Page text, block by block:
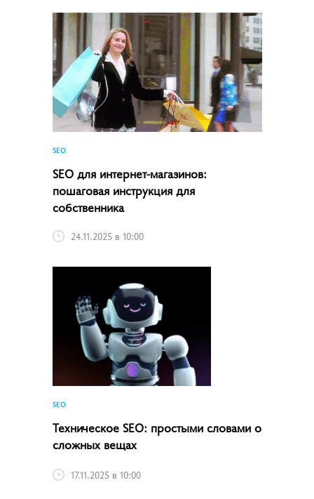
SEO
SEO для интернет-магазинов:
пошаговая инструкция для
собственника
24.11.2025 в 10:00
SEO
Техническое SEO: простыми словами о
сложных вещах
17.11.2025 в 10:00